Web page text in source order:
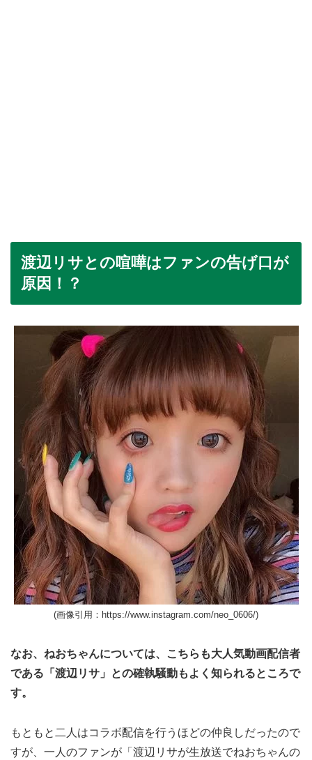
渡辺リサとの喧嘩はファンの告げ口が
原因！？
(画像引用：https://www.instagram.com/neo_0606/)
なお、ねおちゃんについては、こちらも大人気動画配信者
である「渡辺リサ」との確執騒動もよく知られるところで
す。
もともと二人はコラボ配信を行うほどの仲良しだったので
すが、一人のファンが「渡辺リサが生放送でねおちゃんの